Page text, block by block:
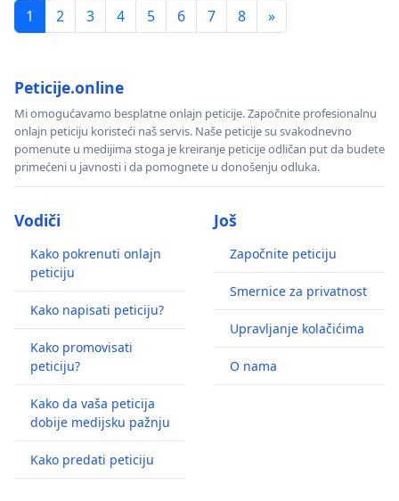
1
2 3 4 5 6 7 8 »
Peticije.online
Mi omogućavamo besplatne onlajn peticije. Započnite profesionalnu
onlajn peticiju koristeći naš servis. Naše peticije su svakodnevno
pomenute u medijima stoga je kreiranje peticije odličan put da budete
primećeni u javnosti i da pomognete u donošenju odluka.
Vodiči
Kako pokrenuti onlajn
peticiju
Kako napisati peticiju?
Kako promovisati
peticiju?
Kako da vaša peticija
dobije medijsku pažnju
Kako predati peticiju
Još
Započnite peticiju
Smernice za privatnost
Upravljanje kolačićima
O nama